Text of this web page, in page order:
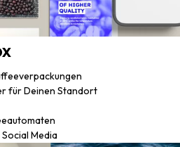
für Deinen Standort
Media